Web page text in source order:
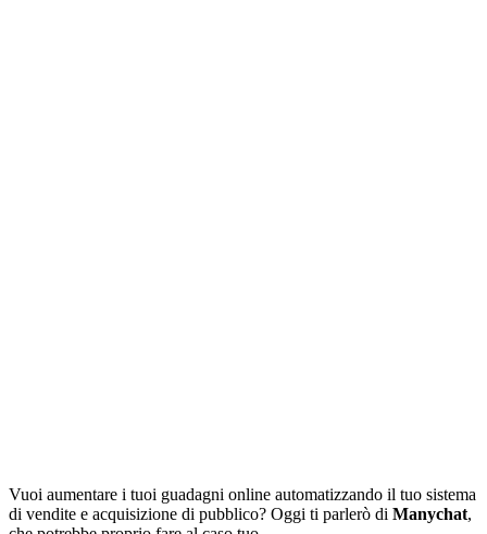
Vuoi aumentare i tuoi guadagni online automatizzando il tuo sistema
di vendite e acquisizione di pubblico? Oggi ti parlerò di Manychat,